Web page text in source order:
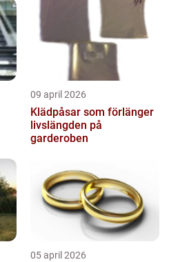
09 april 2026
Klädpåsar som förlänger
livslängden på
garderoben
05 april 2026